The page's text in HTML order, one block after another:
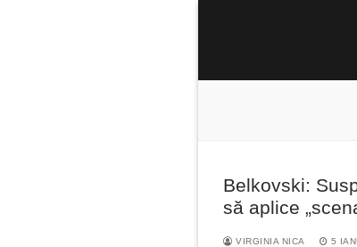
Caută
după:
Belkovski:
să aplice
VIRGINIA NICA 5